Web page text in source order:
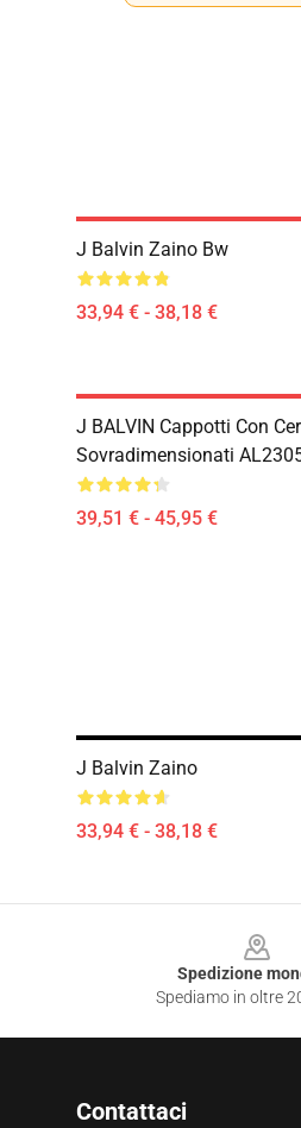
J Balvin Zaino Bw
33,94 € - 38,18 €
J BALVIN Cappotti Con
Sovradimensionati
39,51 € - 45,95 €
J Balvin Zaino
33,94 € - 38,18 €
Spedizione
Spediamo in oltre
Contattaci